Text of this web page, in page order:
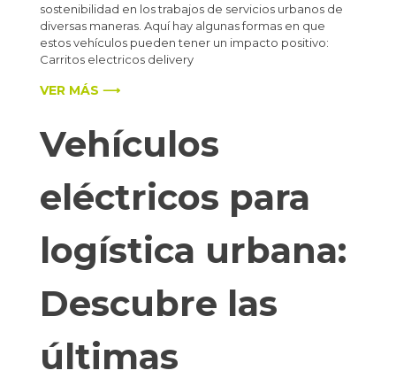
sostenibilidad en los trabajos de servicios urbanos de
diversas maneras. Aquí hay algunas formas en que
estos vehículos pueden tener un impacto positivo:
Carritos electricos delivery
VER MÁS ⟶
Vehículos
eléctricos para
logística urbana:
Descubre las
últimas